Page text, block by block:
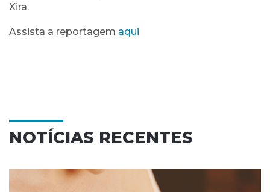
Xira.
Assista a reportagem aqui
NOTÍCIAS RECENTES